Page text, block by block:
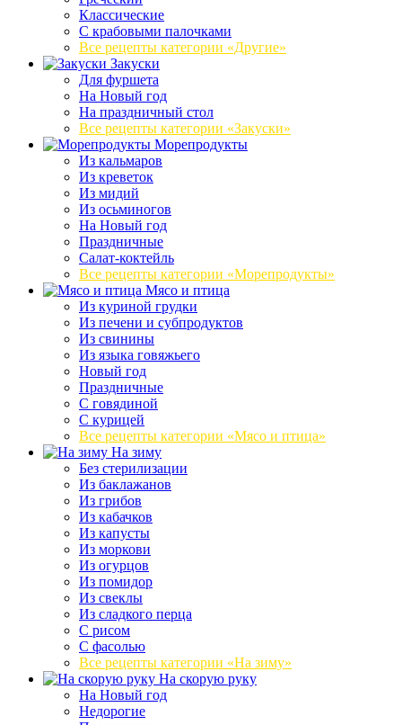
Классические
С крабовыми палочками
Все рецепты категории «Другие»
Закуски
Для фуршета
На Новый год
На праздничный стол
Все рецепты категории «Закуски»
Морепродукты
Из кальмаров
Из креветок
Из мидий
Из осьминогов
На Новый год
Праздничные
Салат-коктейль
Все рецепты категории «Морепродукты»
Мясо и птица
Из куриной грудки
Из печени и субпродуктов
Из свинины
Из языка говяжьего
Новый год
Праздничные
С говядиной
С курицей
Все рецепты категории «Мясо и птица»
На зиму
Без стерилизации
Из баклажанов
Из грибов
Из кабачков
Из капусты
Из моркови
Из огурцов
Из помидор
Из свеклы
Из сладкого перца
С рисом
С фасолью
Все рецепты категории «На зиму»
На скорую руку
На Новый год
Недорогие